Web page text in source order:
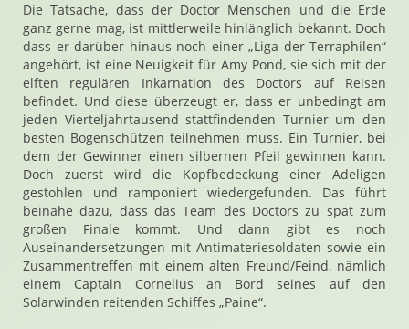
Die Tatsache, dass der Doctor Menschen und die Erde
ganz gerne mag, ist mittlerweile hinlänglich bekannt. Doch
dass er darüber hinaus noch einer „Liga der Terraphilen“
angehört, ist eine Neuigkeit für Amy Pond, sie sich mit der
elften regulären Inkarnation des Doctors auf Reisen
befindet. Und diese überzeugt er, dass er unbedingt am
jeden Vierteljahrtausend stattfindenden Turnier um den
besten Bogenschützen teilnehmen muss. Ein Turnier, bei
dem der Gewinner einen silbernen Pfeil gewinnen kann.
Doch zuerst wird die Kopfbedeckung einer Adeligen
gestohlen und ramponiert wiedergefunden. Das führt
beinahe dazu, dass das Team des Doctors zu spät zum
großen Finale kommt. Und dann gibt es noch
Auseinandersetzungen mit Antimateriesoldaten sowie ein
Zusammentreffen mit einem alten Freund/Feind, nämlich
einem Captain Cornelius an Bord seines auf den
Solarwinden reitenden Schiffes „Paine“.